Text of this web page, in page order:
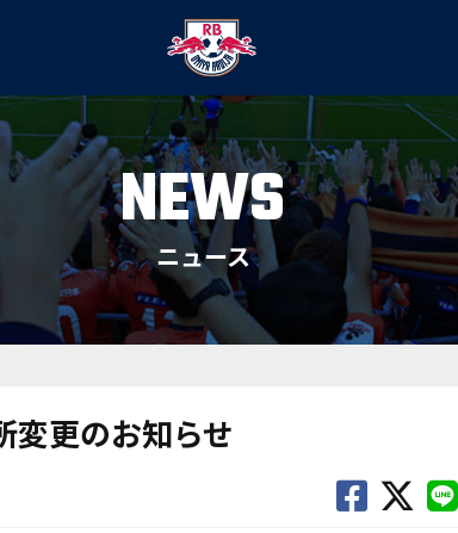
NEWS
ニュース
変更のお知らせ